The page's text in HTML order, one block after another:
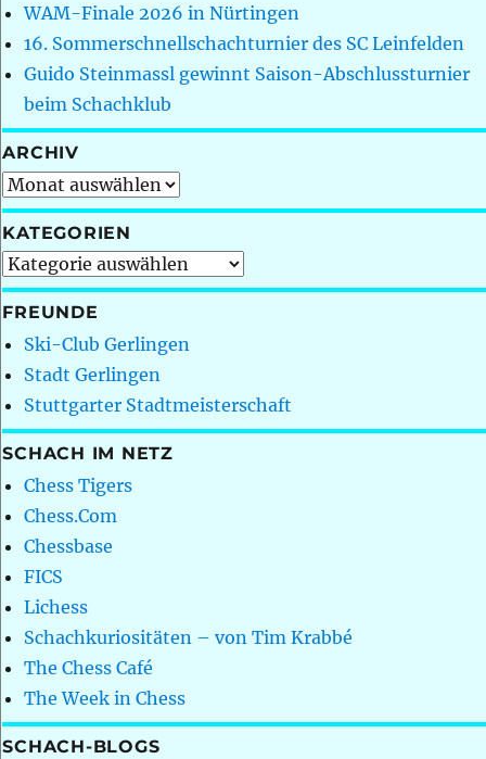
WAM-Finale 2026 in Nürtingen
16. Sommerschnellschachturnier des SC Leinfelden
Guido Steinmassl gewinnt Saison-Abschlussturnier
beim Schachklub
ARCHIV
Archiv
KATEGORIEN
Kategorien
FREUNDE
Ski-Club Gerlingen
Stadt Gerlingen
Stuttgarter Stadtmeisterschaft
SCHACH IM NETZ
Chess Tigers
Chess.Com
Chessbase
FICS
Lichess
Schachkuriositäten – von Tim Krabbé
The Chess Café
The Week in Chess
SCHACH-BLOGS